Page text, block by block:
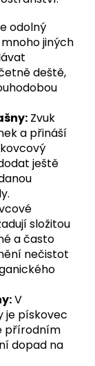
odolný
jiných
deště,
Zvuk
a přináší
ještě
složitou
a často
nečistot
V
je pískovec
přírodním
dopad na